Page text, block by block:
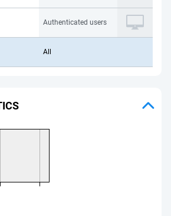
Authenticated users
All